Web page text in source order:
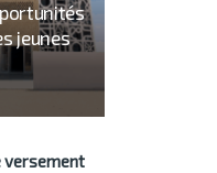
jeunes
versement